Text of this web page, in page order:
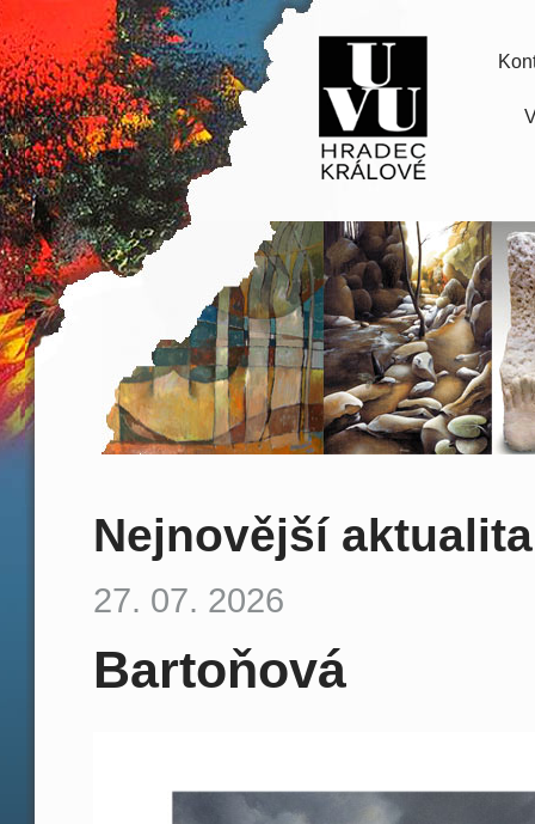
Nejnovější
27. 07. 2026
Bartoňová